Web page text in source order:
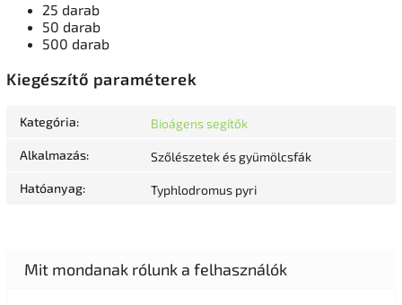
25 darab
50 darab
500 darab
Kiegészítő paraméterek
Kategória: Bioágens segítők
Alkalmazás: Szőlészetek és gyümölcsfák
Hatóanyag: Typhlodromus pyri